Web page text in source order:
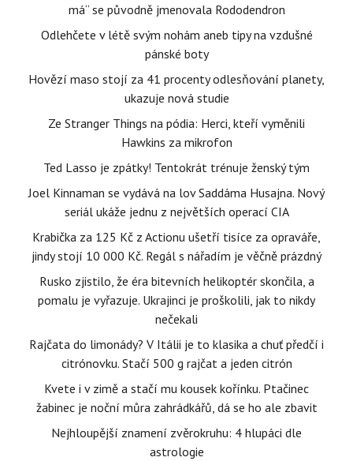
má“ se původně jmenovala Rododendron
Odlehčete v létě svým nohám aneb tipy na vzdušné
pánské boty
Hovězí maso stojí za 41 procenty odlesňování planety,
ukazuje nová studie
Ze Stranger Things na pódia: Herci, kteří vyměnili
Hawkins za mikrofon
Ted Lasso je zpátky! Tentokrát trénuje ženský tým
Joel Kinnaman se vydává na lov Saddáma Husajna. Nový
seriál ukáže jednu z největších operací CIA
Krabička za 125 Kč z Actionu ušetří tisíce za opraváře,
jindy stojí 10 000 Kč. Regál s nářadím je věčně prázdný
Rusko zjistilo, že éra bitevních helikoptér skončila, a
pomalu je vyřazuje. Ukrajinci je proškolili, jak to nikdy
nečekali
Rajčata do limonády? V Itálii je to klasika a chuť předčí i
citrónovku. Stačí 500 g rajčat a jeden citrón
Kvete i v zimě a stačí mu kousek kořínku. Ptačinec
žabinec je noční můra zahrádkářů, dá se ho ale zbavit
Nejhloupější znamení zvěrokruhu: 4 hlupáci dle
astrologie